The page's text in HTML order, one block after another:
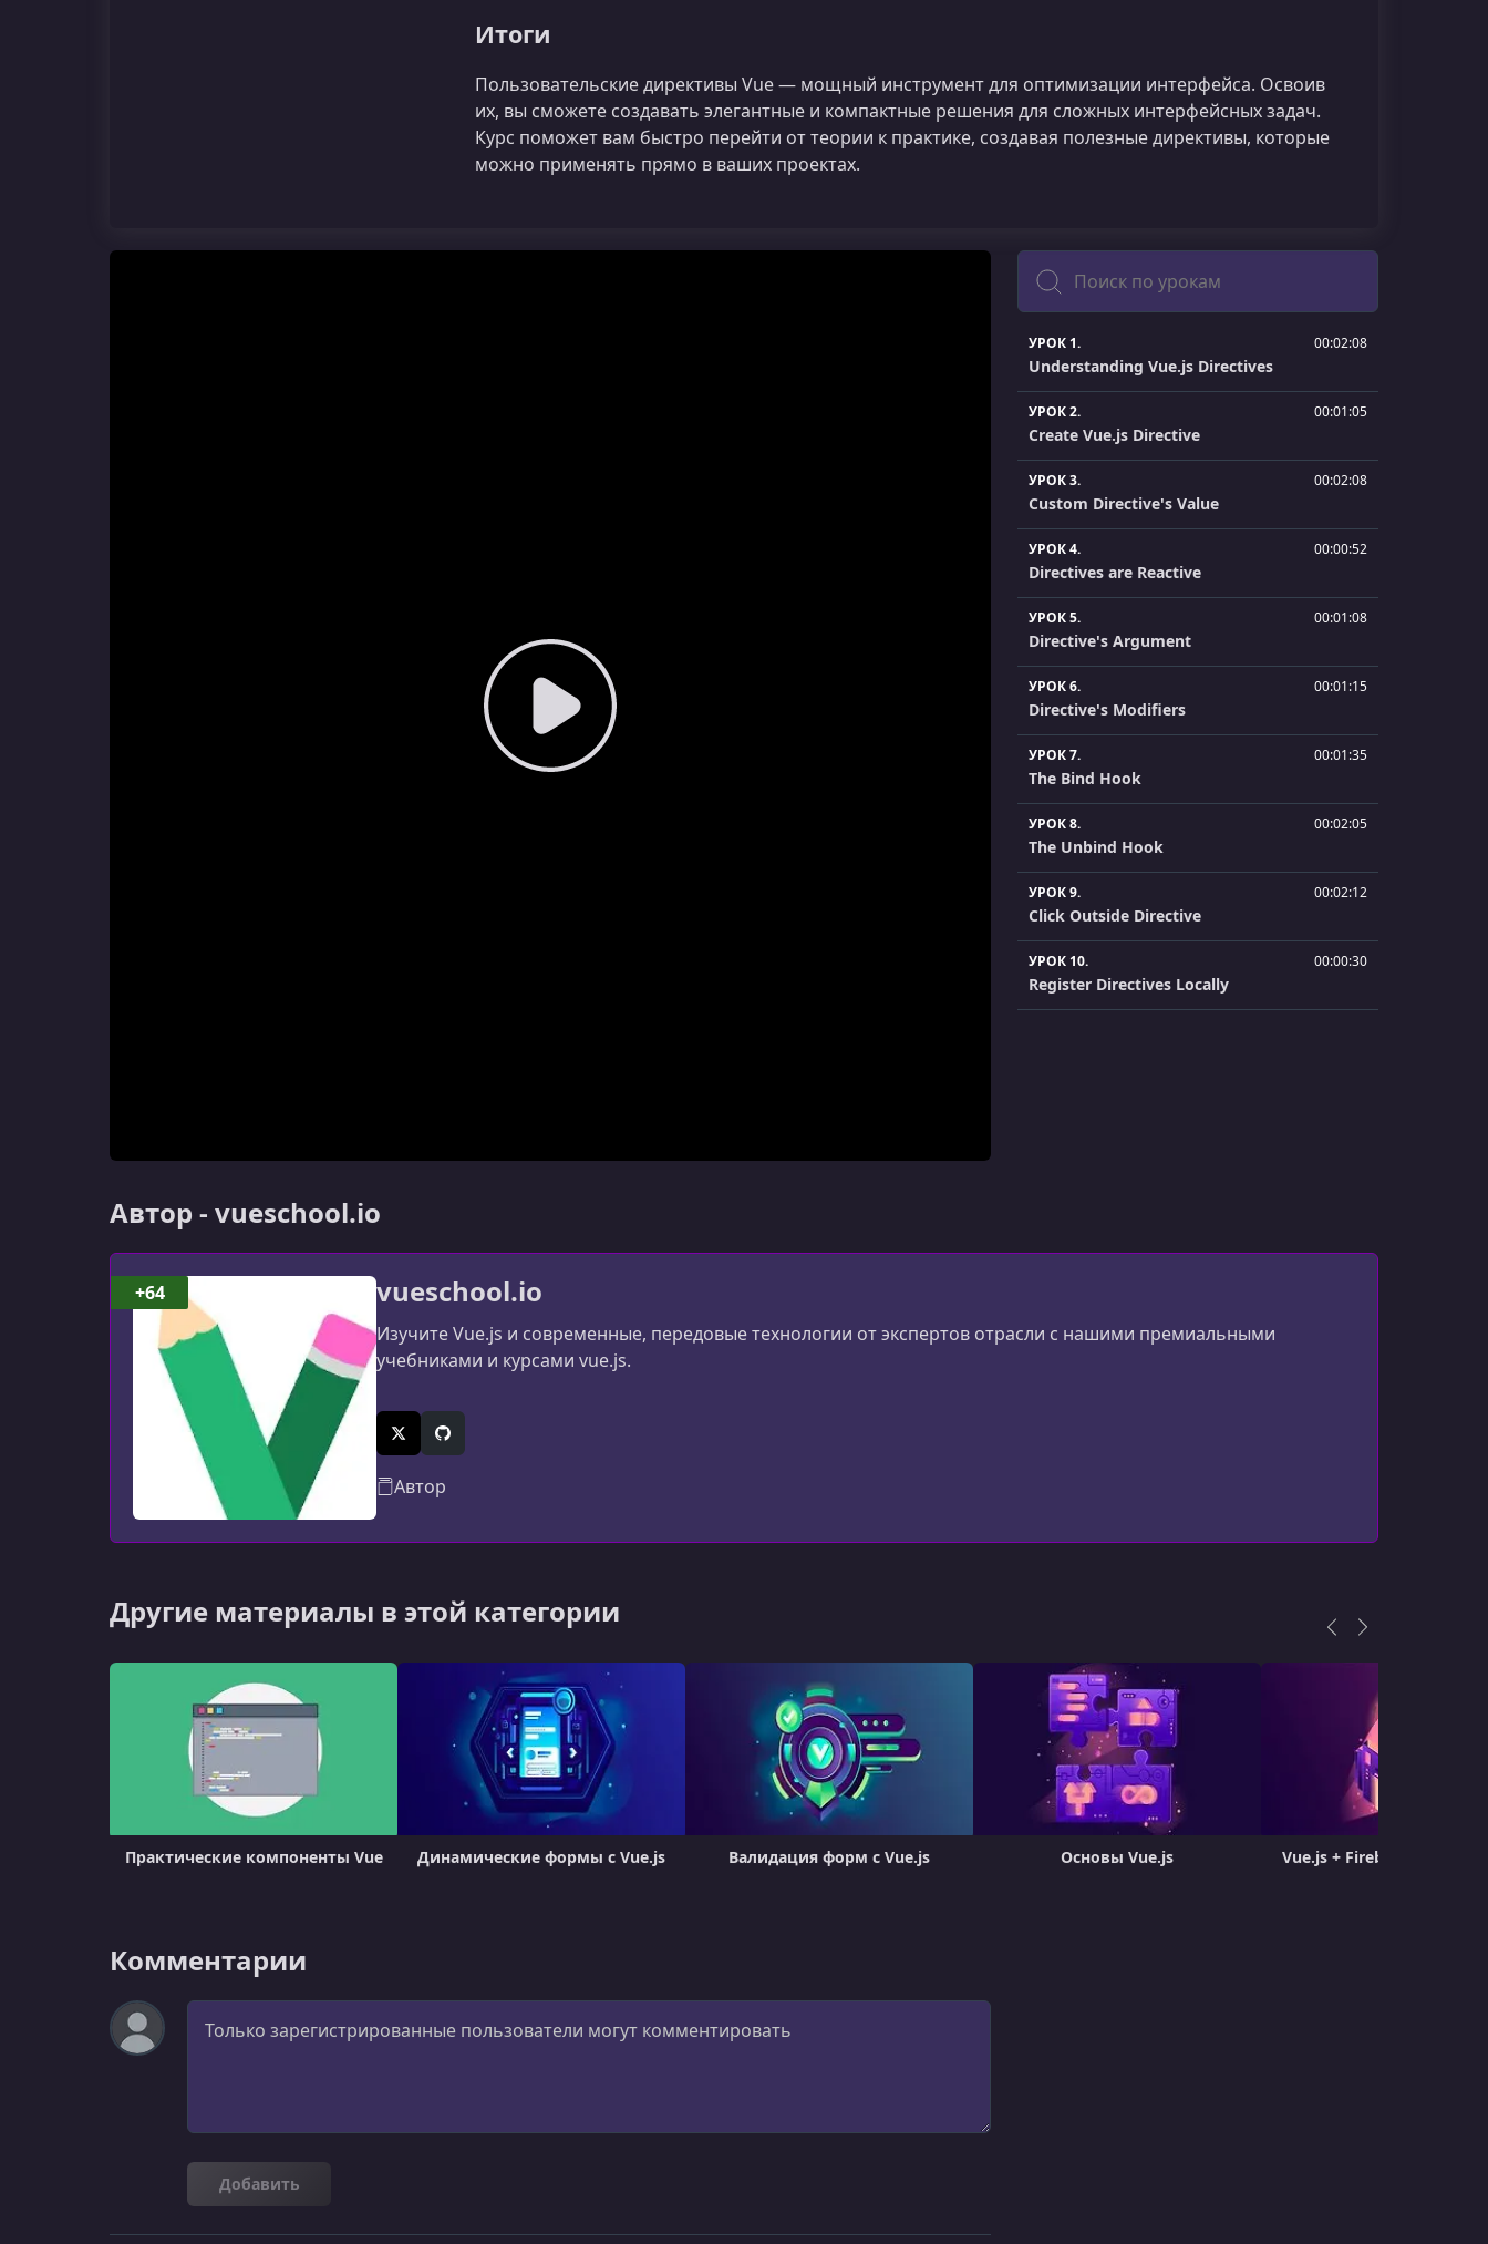
Итоги
Пользовательские директивы Vue — мощный инструмент для оптимизации интерфейса. Освоив
их, вы сможете создавать элегантные и компактные решения для сложных интерфейсных задач.
Курс поможет вам быстро перейти от теории к практике, создавая полезные директивы, которые
можно применять прямо в ваших проектах.
Поиск
УРОК 1. 00:02:08
Understanding Vue.js Directives
УРОК 2. 00:01:05
Create Vue.js Directive
УРОК 3. 00:02:08
Custom Directive's Value
УРОК 4. 00:00:52
Directives are Reactive
УРОК 5. 00:01:08
Directive's Argument
УРОК 6. 00:01:15
Directive's Modifiers
УРОК 7. 00:01:35
The Bind Hook
УРОК 8. 00:02:05
The Unbind Hook
УРОК 9. 00:02:12
Click Outside Directive
УРОК 10. 00:00:30
Register Directives Locally
Автор - vueschool.io
vueschool.io
Изучите Vue.js и современные, передовые технологии от экспертов отрасли с нашими премиальными
учебниками и курсами vue.js.
X (Twitter)GitHub
Автор
+64
Другие материалы в этой категории
Практические компоненты Vue Динамические формы с Vue.js Валидация форм с Vue.js Основы Vue.js Vue.js + Firebase
Комментарии
Комментарий
Добавить